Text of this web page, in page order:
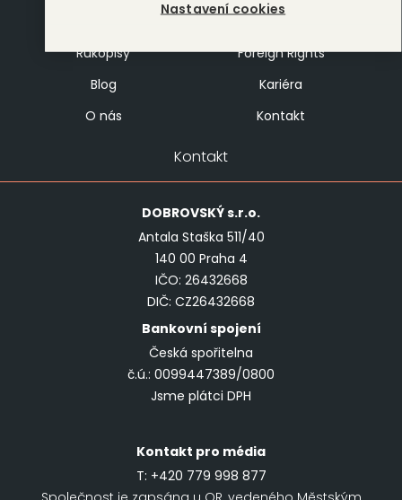
Nastavení cookies
Rukopisy
Foreign Rights
Blog
Kariéra
O nás
Kontakt
Kontakt
DOBROVSKÝs.r.o.
Antala Staška 511/40
140 00 Praha 4
IČO: 26432668
DIČ: CZ26432668
Bankovní spojení
Česká spořitelna
č.ú.: 0099447389/0800
Jsme plátci DPH
Kontakt pro média
T: +420 779 998 877